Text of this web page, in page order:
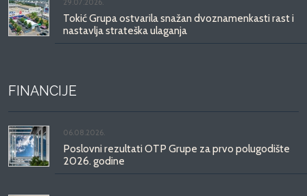
29.07.2026.
Tokić Grupa ostvarila snažan dvoznamenkasti rast i
nastavlja strateška ulaganja
FINANCIJE
06.08.2026.
Poslovni rezultati OTP Grupe za prvo polugodište
2026. godine